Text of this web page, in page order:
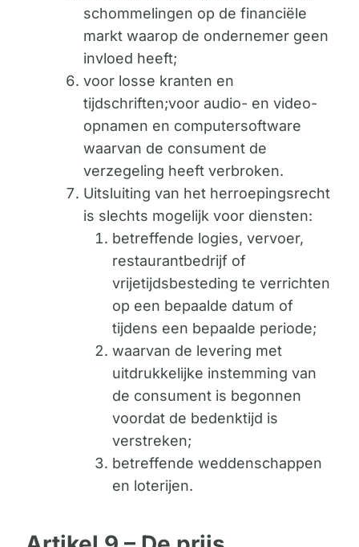
schommelingen op de financiële
markt waarop de ondernemer geen
invloed heeft;
voor losse kranten en
tijdschriften;voor audio- en video-
opnamen en computersoftware
waarvan de consument de
verzegeling heeft verbroken.
Uitsluiting van het herroepingsrecht
is slechts mogelijk voor diensten:
betreffende logies, vervoer,
restaurantbedrijf of
vrijetijdsbesteding te verrichten
op een bepaalde datum of
tijdens een bepaalde periode;
waarvan de levering met
uitdrukkelijke instemming van
de consument is begonnen
voordat de bedenktijd is
verstreken;
betreffende weddenschappen
en loterijen.